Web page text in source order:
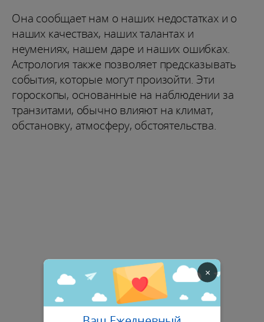
Она сообщает нам о наших недостатках и о
наших качествах, наших талантах и ​
неумениях, нашем даре и наших ошибках.
Астрология также позволяет предсказывать
события, которые могут произойти. Эти
гороскопы, основанные на наблюдении за
транзитами, обычно влияют на климат,
обстановку, атмосферу, обстоятельства.
×